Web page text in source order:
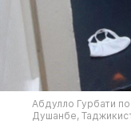
Абдулло Гурбати
Душанбе,